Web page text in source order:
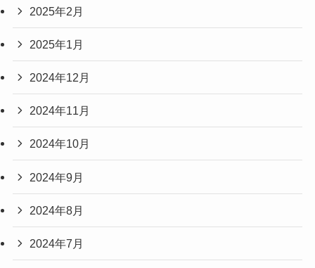
2025年2月
2025年1月
2024年12月
2024年11月
2024年10月
2024年9月
2024年8月
2024年7月